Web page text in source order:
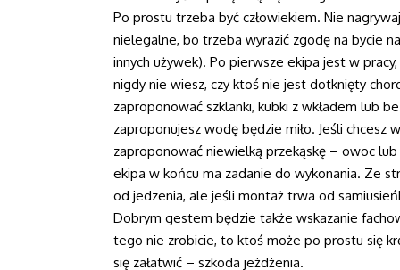
Po prostu trzeba być człowiekiem. Nie
nielegalne, bo trzeba wyrazić zgodę na bycie
innych używek). Po pierwsze ekipa jest w
nigdy nie wiesz, czy ktoś nie jest dotknięty
zaproponować szklanki, kubki z wkładem lub
zaproponujesz wodę będzie miło. Jeśli chcesz
zaproponować niewielką przekąskę – owoc
ekipa w końcu ma zadanie do wykonania. Ze
od jedzenia, ale jeśli montaż trwa od
Dobrym gestem będzie także wskazanie
tego nie zrobicie, to ktoś może po prostu się
się załatwić – szkoda jeżdżenia.